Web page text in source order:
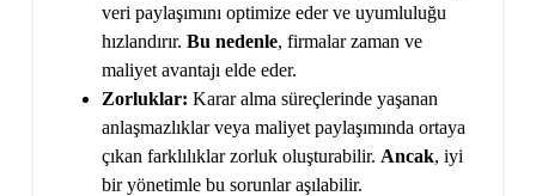
veri paylaşımını optimize eder ve uyumluluğu
hızlandırır. Bu nedenle, firmalar zaman ve
maliyet avantajı elde eder.
Zorluklar: Karar alma süreçlerinde yaşanan
anlaşmazlıklar veya maliyet paylaşımında ortaya
çıkan farklılıklar zorluk oluşturabilir. Ancak, iyi
bir yönetimle bu sorunlar aşılabilir.